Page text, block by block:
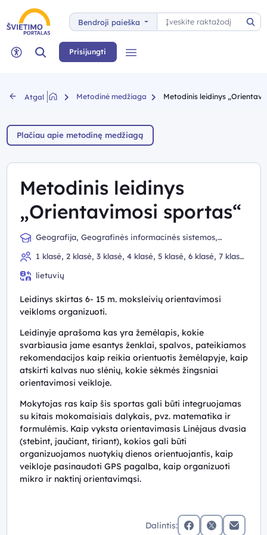
Bendroji paieška
Paieška
Neįgaliųjų rėžimas
Paieška Prisijungti
Atgal Metodinė medžiaga Metodinis leidinys
Plačiau apie metodinę medžiagą
Metodinis leidinys
„Orientavimosi sportas“
Geografija, Geografinės informacinės sistemos,
įgūdžiai, Visuomeninis ugdymas
1 klasė, 2 klasė, 3 klasė, 4 klasė, 5 klasė, 6 klasė, 7 klasė,
lietuvių
Leidinys skirtas 6- 15 m. moksleivių orientavimosi
veikloms organizuoti.
Leidinyje aprašoma kas yra žemėlapis, kokie
svarbiausia jame esantys ženklai, spalvos, pateikiamos
rekomendacijos kaip reikia orientuotis žemėlapyje, kaip
atskirti kalvas nuo slėnių, kokie sėkmės žingsniai
orientavimosi veikloje.
Mokytojas ras kaip šis sportas gali būti integruojamas
su kitais mokomaisiais dalykais, pvz. matematika ir
formulėmis. Kaip vyksta orientavimasis Linėjaus dvasia
(stebint, jaučiant, tiriant), kokios gali būti
organizuojamos nuotykių dienos orientuojantis, kaip
veikloje pasinaudoti GPS pagalba, kaip organizuoti
mikro ir naktinį orientavimąsi.
Dalintis: